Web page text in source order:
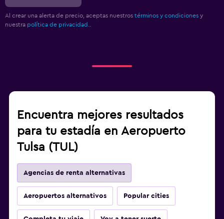
Al crear una alerta de precio, aceptas nuestros términos y condiciones y
nuestra política de privacidad..
Encuentra mejores resultados
para tu estadía en Aeropuerto
Tulsa (TUL)
Agencias de renta alternativas
Aeropuertos alternativos Popular cities